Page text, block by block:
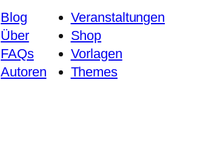
Blog
Über
FAQs
Autoren
Veranstaltungen
Shop
Vorlagen
Themes